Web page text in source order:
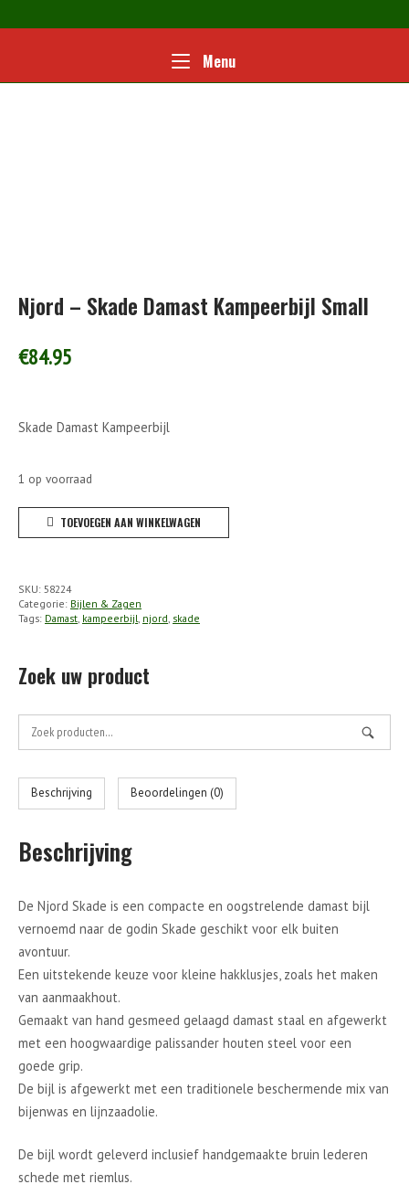
naar
Home
MenuMenu
Njord – Skade Damast Kampeerbijl Small
€84.95
Skade Damast Kampeerbijl
1 op voorraad
Njord
-
Kampeerbijl
Small
TOEVOEGEN AAN WINKELWAGEN
SKU: 58224
Categorie: Bijlen & Zagen
Tags: Damast, kampeerbijl, njord, skade
Zoek uw product
Zoek
Beschrijving Beoordelingen (0)
Beschrijving
De Njord Skade is een compacte en oogstrelende damast bijl
vernoemd naar de godin Skade geschikt voor elk buiten
avontuur.
Een uitstekende keuze voor kleine hakklusjes, zoals het maken
van aanmaakhout.
Gemaakt van hand gesmeed gelaagd damast staal en afgewerkt
met een hoogwaardige palissander houten steel voor een
goede grip.
De bijl is afgewerkt met een traditionele beschermende mix van
bijenwas en lijnzaadolie.
De bijl wordt geleverd inclusief handgemaakte bruin lederen
schede met riemlus.